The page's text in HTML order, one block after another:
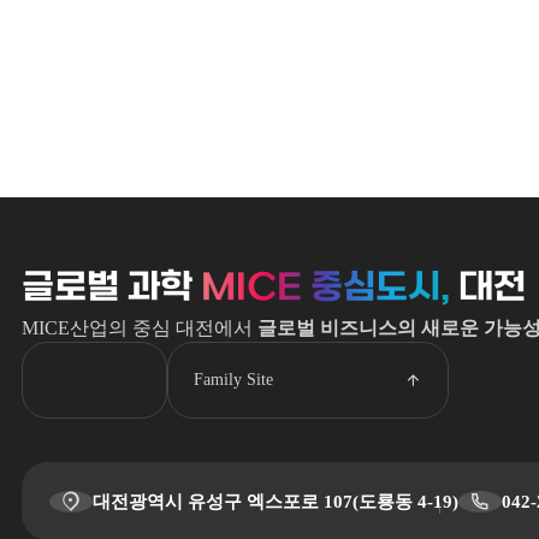
글로벌 과학 MICE 중심도시, 대전
MICE산업의 중심 대전에서 글로벌 비즈니스의 새로운 가능
Family Site
대전광역시 유성구 엑스포로 107(도룡동 4-19)